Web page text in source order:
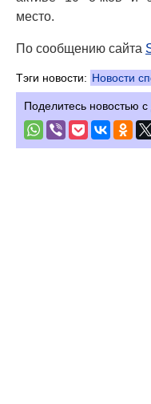
место.
По сообщению сайта
Тэги новости: Новости
Поделитесь новостью с